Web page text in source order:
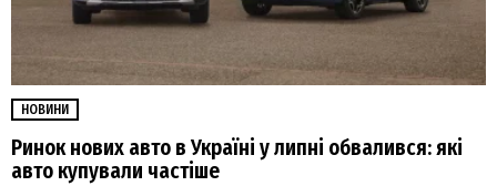
НОВИНИ
Ринок нових авто в Україні у липні обвалився: які
авто купували частіше